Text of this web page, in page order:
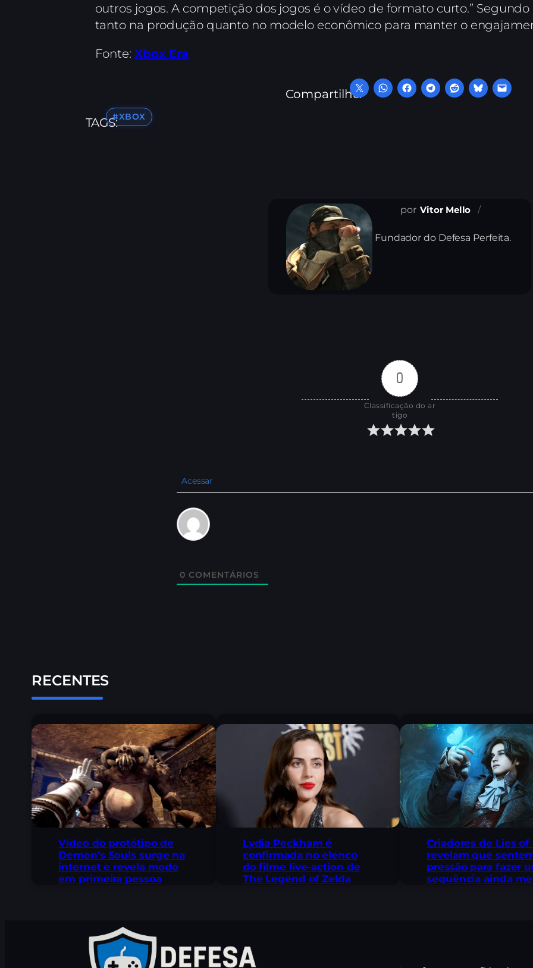
outros jogos. A competição dos jogos é o vídeo de formato curto.”
tanto na produção quanto no modelo econômico para manter o
Fonte: Xbox Era
Compartilhe:
TAGS:#XBOX
Vitor Mello
Fundador do Defesa Perfeita.
0
Classificação do ar
tigo
Acessar
0 COMENTÁRIOS
RECENTES
Vídeo do protótipo de
Demon’s Souls surge na
internet e revela modo
em primeira pessoa
Lydia Peckham é
confirmada no elenco
do filme live-action de
The Legend of Zelda
Criadores de Lies of
revelam que
pressão para fazer
sequência ainda